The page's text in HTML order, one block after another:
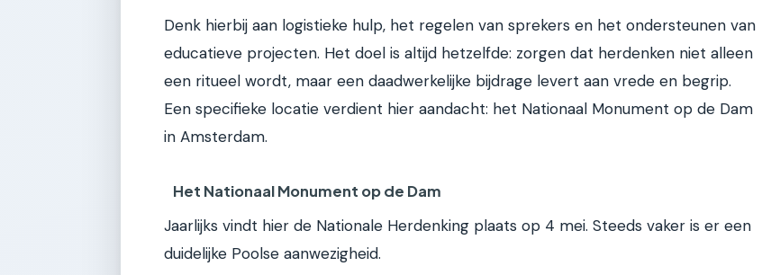
Denk hierbij aan logistieke hulp, het regelen van sprekers en het ondersteunen van
educatieve projecten. Het doel is altijd hetzelfde: zorgen dat herdenken niet alleen
een ritueel wordt, maar een daadwerkelijke bijdrage levert aan vrede en begrip.
Een specifieke locatie verdient hier aandacht: het Nationaal Monument op de Dam
in Amsterdam.
Het Nationaal Monument op de Dam
Jaarlijks vindt hier de Nationale Herdenking plaats op 4 mei. Steeds vaker is er een
duidelijke Poolse aanwezigheid.